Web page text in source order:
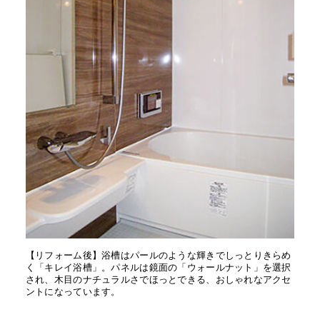
【リフォーム後】浴槽はパールのような輝きでしっとりきらめ
く「キレイ浴槽」。パネルは鏡面の「ウォールナット」を選択
され、木目のナチュラルさでほっとできる、おしゃれなアクセ
ントになっています。